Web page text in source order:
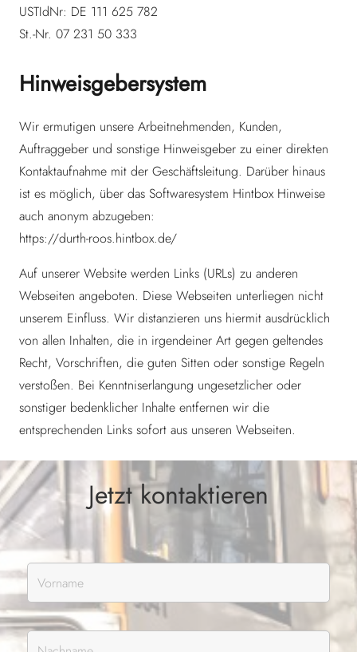
USTIdNr: DE 111 625 782
St.-Nr. 07 231 50 333
Hinweisgebersystem
Wir ermutigen unsere Arbeitnehmenden, Kunden,
Auftraggeber und sonstige Hinweisgeber zu einer direkten
Kontaktaufnahme mit der Geschäftsleitung. Darüber hinaus
ist es möglich, über das Softwaresystem Hintbox Hinweise
auch anonym abzugeben:
https://durth-roos.hintbox.de/
Auf unserer Website werden Links (URLs) zu anderen
Webseiten angeboten. Diese Webseiten unterliegen nicht
unserem Einfluss. Wir distanzieren uns hiermit ausdrücklich
von allen Inhalten, die in irgendeiner Art gegen geltendes
Recht, Vorschriften, die guten Sitten oder sonstige Regeln
verstoßen. Bei Kenntniserlangung ungesetzlicher oder
sonstiger bedenklicher Inhalte entfernen wir die
entsprechenden Links sofort aus unseren Webseiten.
Jetzt kontaktieren